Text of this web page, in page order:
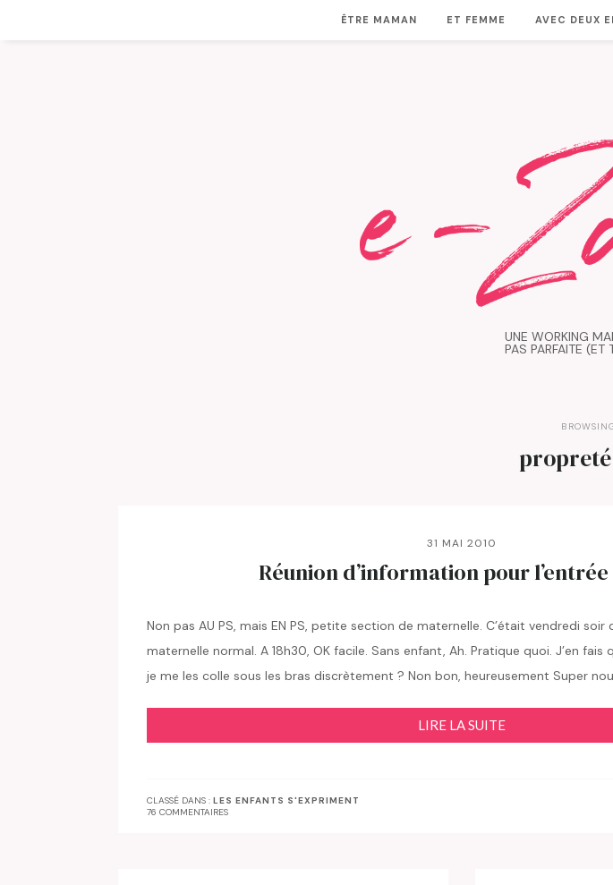
ÊTRE MAMAN ET FEMME AVEC DEUX
UNE WORKING
PAS PARFAITE (ET
31 MAI 2010
Réunion d’information pour l’entrée
Non pas AU PS, mais EN PS, petite section de maternelle. C’était vendredi soir
maternelle normal. A 18h30, OK facile. Sans enfant, Ah. Pratique quoi. J’en
je me les colle sous les bras discrètement ? Non bon, heureusement Super
LIRE LA SUITE
CLASSÉ DANS : LES ENFANTS S'EXPRIMENT
76 COMMENTAIRES